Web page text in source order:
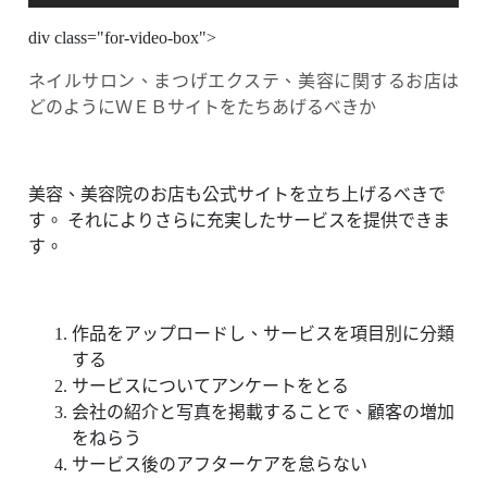
div class="for-video-box">
ネイルサロン、まつげエクステ、美容に関するお店は
どのようにＷＥＢサイトをたちあげるべきか
美容、美容院のお店も公式サイトを立ち上げるべきで
す。 それによりさらに充実したサービスを提供できま
す。
作品をアップロードし、サービスを項目別に分類
する
サービスについてアンケートをとる
会社の紹介と写真を掲載することで、顧客の増加
をねらう
サービス後のアフターケアを怠らない